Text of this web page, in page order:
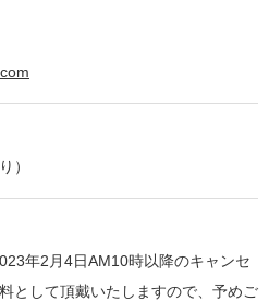
）
年2月4日AM10時以降のキャンセ
として頂戴いたしますので、予めご